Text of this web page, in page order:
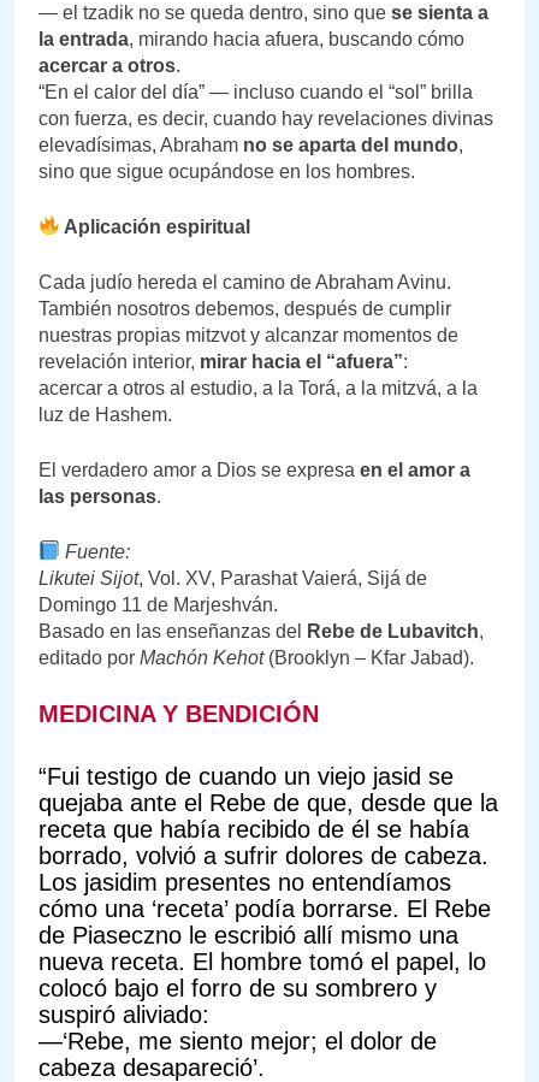
— el tzadik no se queda dentro, sino que se sienta a
la entrada, mirando hacia afuera, buscando cómo
acercar a otros.
“En el calor del día” — incluso cuando el “sol” brilla
con fuerza, es decir, cuando hay revelaciones divinas
elevadísimas, Abraham no se aparta del mundo,
sino que sigue ocupándose en los hombres.
Aplicación espiritual
Cada judío hereda el camino de Abraham Avinu.
También nosotros debemos, después de cumplir
nuestras propias mitzvot y alcanzar momentos de
revelación interior, mirar hacia el “afuera”:
acercar a otros al estudio, a la Torá, a la mitzvá, a la
luz de Hashem.
El verdadero amor a Dios se expresa en el amor a
las personas.
Fuente:
Likutei Sijot, Vol. XV, Parashat Vaierá, Sijá de
Domingo 11 de Marjeshván.
Basado en las enseñanzas del
Rebe de Lubavitch,
editado por Machón Kehot(Brooklyn – Kfar Jabad).
MEDICINA Y BENDICIÓN
“Fui testigo de cuando un viejo jasid se
quejaba ante el Rebe de que, desde que la
receta que había recibido de él se había
borrado, volvió a sufrir dolores de cabeza.
Los jasidim presentes no entendíamos
cómo una ‘receta’ podía borrarse. El Rebe
de Piaseczno le escribió allí mismo una
nueva receta. El hombre tomó el papel, lo
colocó bajo el forro de su sombrero y
suspiró aliviado:
—‘Rebe, me siento mejor; el dolor de
cabeza desapareció’.